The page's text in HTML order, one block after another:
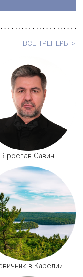
ВСЕ ТРЕНЕРЫ >
Ярослав Савин
в Карелии